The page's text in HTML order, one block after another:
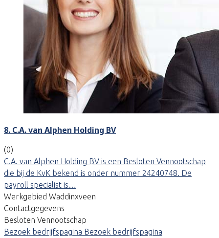
8. C.A. van Alphen Holding BV
(0)
C.A. van Alphen Holding BV is een Besloten Vennootschap
die bij de KvK bekend is onder nummer 24240748. De
payroll specialist is…
Werkgebied Waddinxveen
Contactgegevens
Besloten Vennootschap
Bezoek bedrijfspagina Bezoek bedrijfspagina